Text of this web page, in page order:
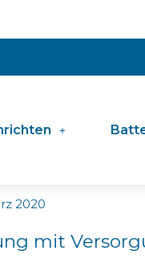
2020
mit